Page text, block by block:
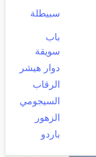
سبيطلة
باب
سويقة
دوار هيشر
الرقاب
السيجومي
الزهور
باردو